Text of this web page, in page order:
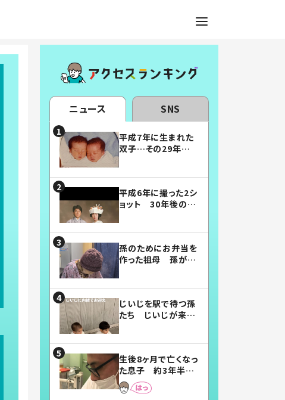
ニュース SNS
平成7年に生まれた
双子…その29年後
平成6年に撮った2シ
ョット 30年後の姿
孫のためにお弁当を
作った祖母 孫が絶
じいじを駅で待つ孫
たち じいじが来た
まらない」「幸せにな
れる」
生後8ヶ月で亡くなっ
た息子 約3年半
後、当時の妻の日記
に書いてあった本音